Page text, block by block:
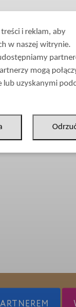
i reklam, aby
w naszej witrynie.
mogą
uzyskanymi